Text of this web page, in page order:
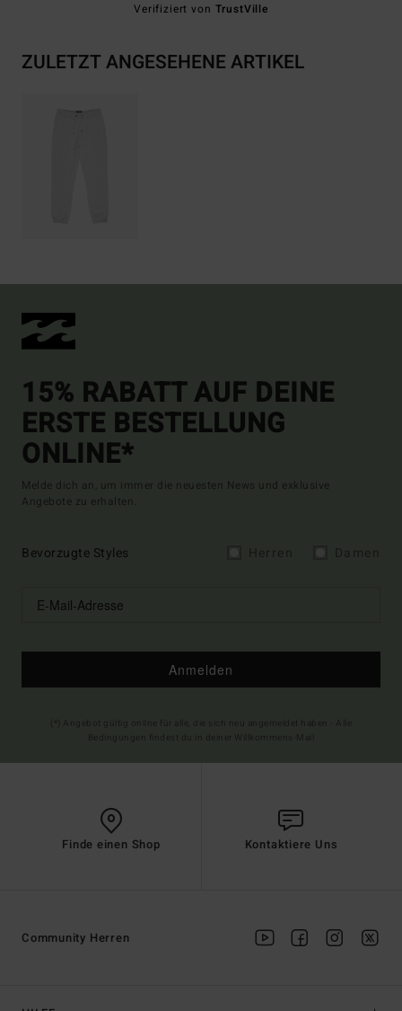
Verifiziert von TrustVille
ZULETZT ANGESEHENE ARTIKEL
15% RABATT AUF DEINE
ERSTE BESTELLUNG
ONLINE*
Melde dich an, um immer die neuesten News und exklusive
Angebote zu erhalten.
Bevorzugte Styles
Anmelden
Finde einen Shop Kontaktiere Uns
Community Herren